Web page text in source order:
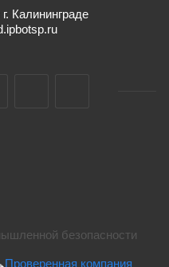
Калининграде
безопасности